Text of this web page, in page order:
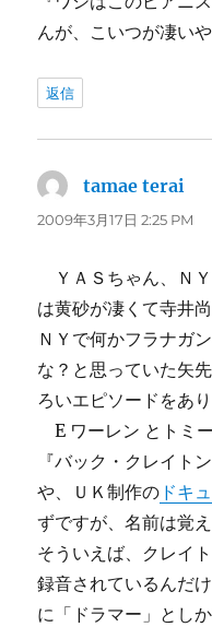
んが、こいつが凄い
返信
tamae terai
り:
2009年3月17日 2:25 PM
ＹＡＳちゃん、Ｎ
は黄砂が凄くて寺井
ＮＹで何かフラナガ
な？と思っていた矢
ろいエピソードをあ
E ワーレン とトミ
『バック・クレイト
や、ＵＫ制作の ドキ
ずですが、名前は覚
そういえば、クレイ
録音されているんだ
に「ドラマー」とし